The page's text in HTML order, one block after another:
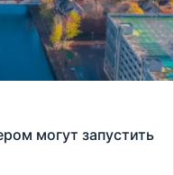
могут запустить